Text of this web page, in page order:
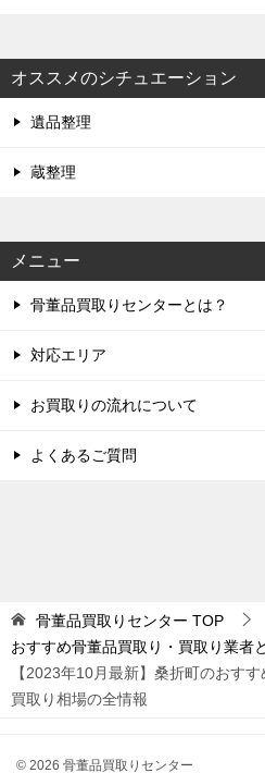
オススメのシチュエーション
遺品整理
蔵整理
メニュー
骨董品買取りセンターとは？
対応エリア
お買取りの流れについて
よくあるご質問
骨董品買取りセンター TOP
おすすめ骨董品買取り・買取り業者
【2023年10月最新】桑折町のおす
買取り相場の全情報
© 2026 骨董品買取りセンター